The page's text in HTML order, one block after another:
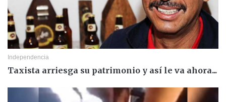
Independencia
Taxista arriesga su patrimonio y así le va ahora...